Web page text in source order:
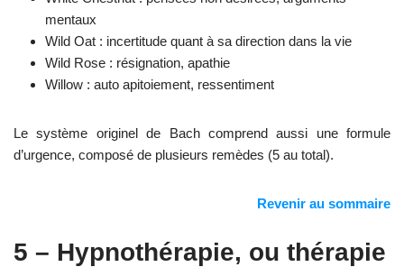
mentaux
Wild Oat : incertitude quant à sa direction dans la vie
Wild Rose : résignation, apathie
Willow : auto apitoiement, ressentiment
Le système originel de Bach comprend aussi une formule
d’urgence, composé de plusieurs remèdes (5 au total).
Revenir au sommaire
5 – Hypnothérapie, ou thérapie